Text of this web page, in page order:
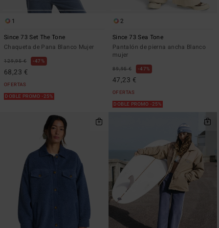
1
Since 73 Set The Tone
Chaqueta de Pana Blanco Mujer
129,95 € 47%
68,23 €
OFERTAS
DOBLE PROMO -25%
2
Since 73 Sea Tone
Pantalón de pierna ancha Blanco
mujer
89,95 € 47%
47,23 €
OFERTAS
DOBLE PROMO -25%